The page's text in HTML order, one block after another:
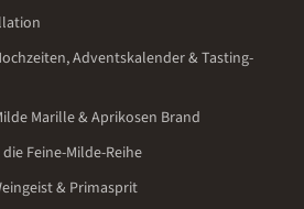
Adventskalender & Tasting-
Marille & Aprikosen Brand
Feine-Milde-Reihe
& Primasprit